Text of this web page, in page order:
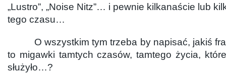
„Lustro”, „Noise Nitz”… i pewnie kilkanaście lub
tego czasu…
O wszystkim tym trzeba by napisać, jakiś
to migawki tamtych czasów, tamtego życia,
służyło…?